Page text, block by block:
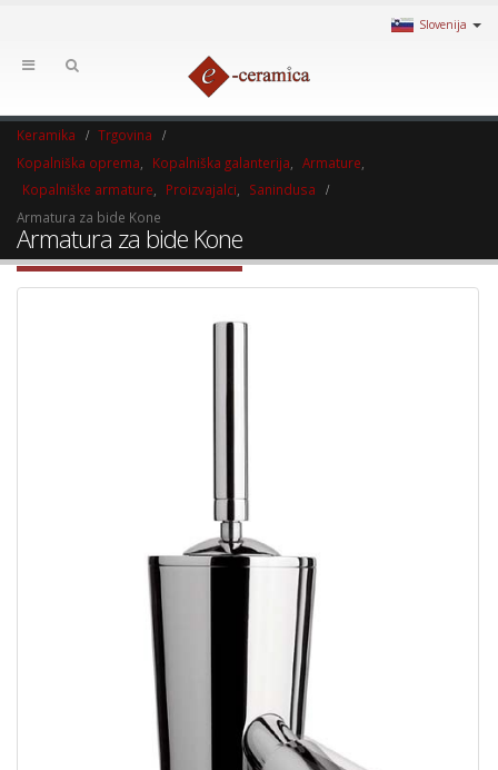
Slovenija
Keramika
Trgovina
Kopalniška oprema
Kopalniška galanterija Armature
Kopalniške armature
Proizvajalci
Sanindusa
Armatura za bide Kone
Armatura za bide Kone